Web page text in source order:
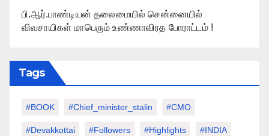
பி.ஆர்.பாண்டியன் தலைமையில் சென்னையில்
விவசாயிகள் மாபெரும் உண்ணாவிரத போராட்டம் !
Tags
#BOOK #chief_minister_stalin #CMO
#devakkottai #followers #highlights #INDIA